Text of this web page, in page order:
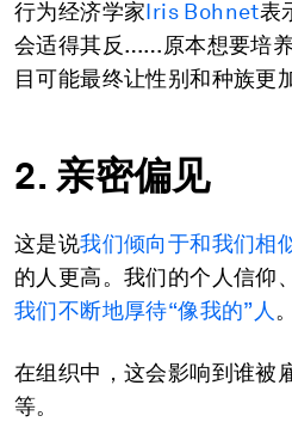
行为经济学家Iris Bohnet表
会适得其反……原本想要培
目可能最终让性别和种族更
2. 亲密偏见
这是说我们倾向于和我们相
的人更高。我们的个人信仰
我们不断地厚待“像我的”人 。
在组织中，这会影响到谁被
等。